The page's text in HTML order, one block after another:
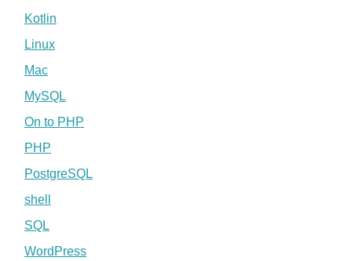
Kotlin
Linux
Mac
MySQL
On to PHP
PHP
PostgreSQL
shell
SQL
WordPress